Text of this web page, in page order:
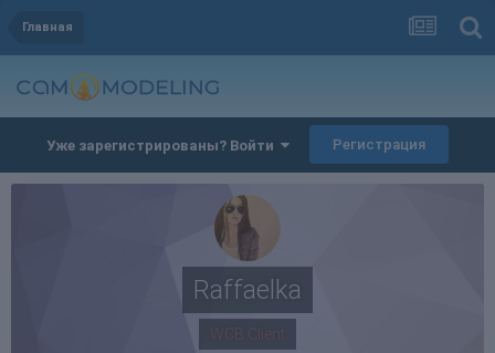
Главная
Уже зарегистрированы? Войти Регистрация
Raffaelka
WCB Client